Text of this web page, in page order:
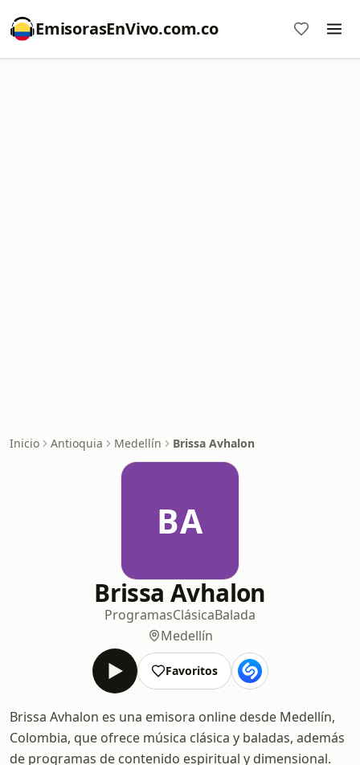
EmisorasEnVivo.com.co
Inicio Antioquia Medellín Brissa Avhalon
BA
Brissa Avhalon
ProgramasClásicaBalada
Medellín
Favoritos
Brissa Avhalon es una emisora online desde Medellín,
Colombia, que ofrece música clásica y baladas, además
de programas de contenido espiritual y dimensional.